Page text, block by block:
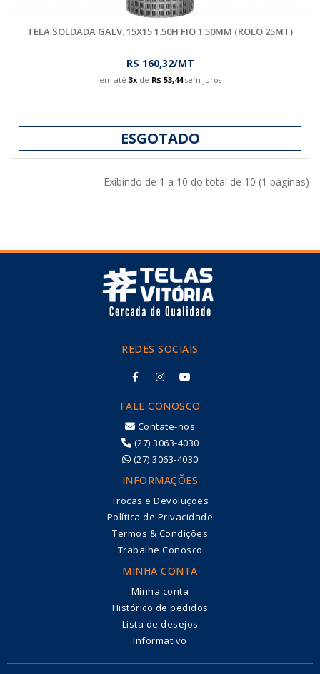
TELA SOLDADA GALV. 15X15 1.50H FIO 1.50MM (ROLO 25MT)
R$ 160,32/MT
em até 3xde R$ 53,44sem juros
ESGOTADO
Exibindo de 1 a 10 do total de 10 (1 páginas)
REDES SOCIAIS
FALE CONOSCO
Contate-nos
(27) 3063-4030
(27) 3063-4030
INFORMAÇÕES
Trocas e Devoluções
Política de Privacidade
Termos & Condições
Trabalhe Conosco
MINHA CONTA
Minha conta
Histórico de pedidos
Lista de desejos
Informativo